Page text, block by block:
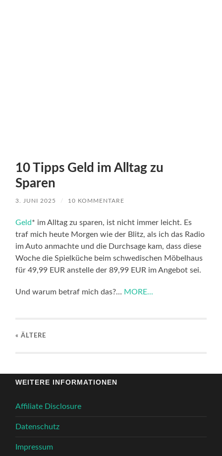
10 Tipps Geld im Alltag zu
Sparen
3. JUNI 2025 / 10 KOMMENTARE
Geld* im Alltag zu sparen, ist nicht immer leicht. Es
traf mich heute Morgen wie der Blitz, als ich das Radio
im Auto anmachte und die Durchsage kam, dass diese
Woche die Spielküche beim schwedischen Möbelhaus
für 49,99 EUR anstelle der 89,99 EUR im Angebot sei.
Und warum betraf mich das?… MORE...
« ÄLTERE
WEITERE INFORMATIONEN
Affiliate Disclosure
Datenschutz
Impressum